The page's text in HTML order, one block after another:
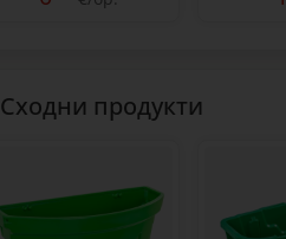
Сходни продукти